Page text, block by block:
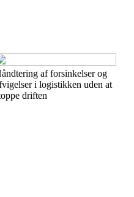
af forsinkelser og
i logistikken uden at
driften